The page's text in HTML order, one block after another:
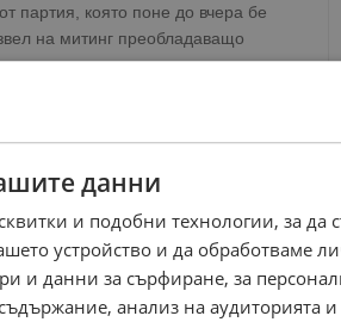
партия, която поне до вчера бе
на митинг преобладаващо
заплаши с насилие, дори и
изплашено. Но не е. "
Радев - понеже Пеевски бе
"цивилизационна ситуация", в
се:
предложи коалиция без ДПС-
или да се променят нещата, това
данни
и подобни технологии, за да
устройство и да обработваме
и данни за сърфиране, за
анализ на аудиторията